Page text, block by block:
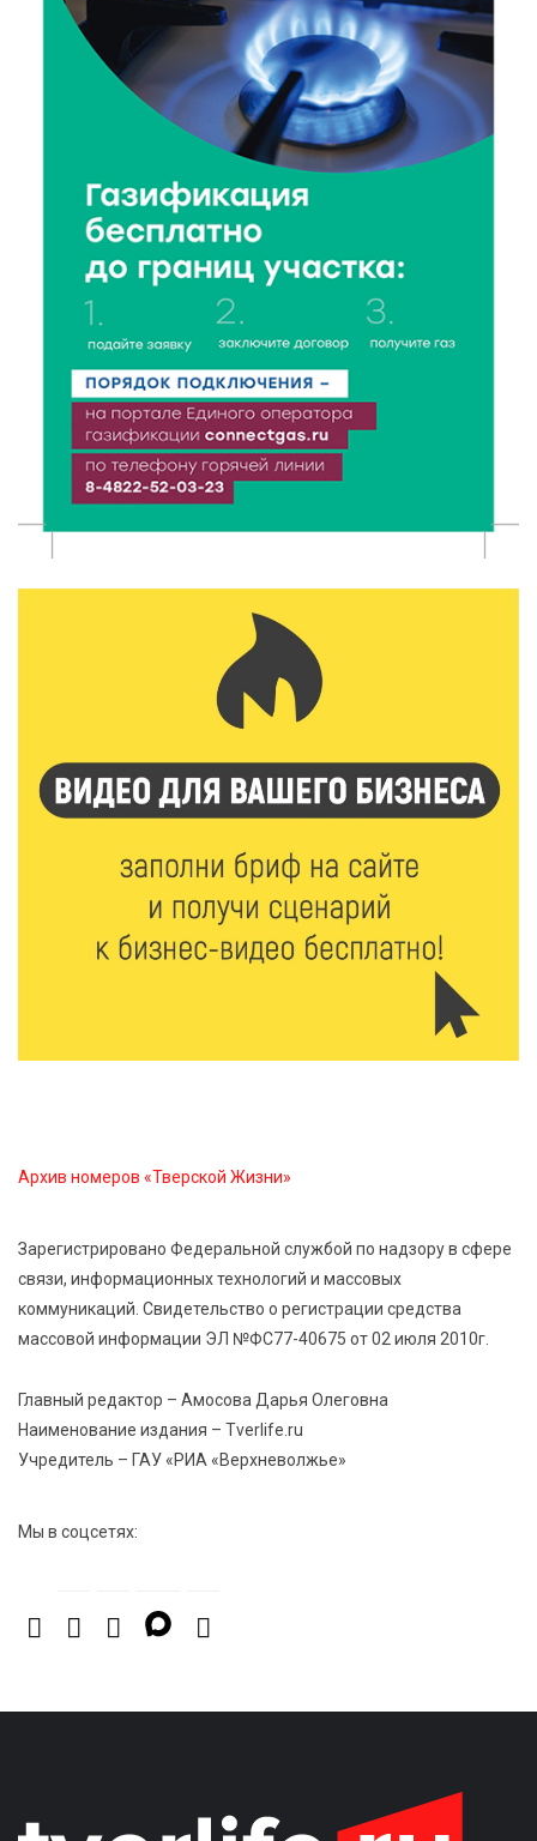
Калининские футболисты представят Тверскую
область на всероссийском марафоне «Земля
спорта»
242
Голубев проверил школы и детсады Зубцова к 1
сентября
6 Авг 2026 15:01 129
От Твери до Москвы: выставка художника
Владимира Васильева о героях СВО проходит в РГБ
6 Авг 2026 14:55 119
В Твери создали соединения для кормовых
добавок, повышающие продуктивность
сельхозживотных
Мультфильм своими руками: в Твери дети сняли
ленту по мотивам басни «Карась»
Виталий Королев: Тверская область станет
6 Авг 2026 13:02 230
Рынок труда 2026: где в Тверской области самые
высокие зарплаты и как изменились доходы
6 Авг 2026 12:43 2434
Уйти красиво: как жители Твери расстаются с
работодателями
В Твери обновили отделение гнойной хирургии
Архив номеров «Тверской Жизни»
Зарегистрировано Федеральной службой по надзору в сфере
связи, информационных технологий и массовых
коммуникаций. Свидетельство о регистрации средства
массовой информации ЭЛ №ФС77-40675 от 02 июля 2010г.
Главный редактор – Амосова Дарья Олеговна
Наименование издания – Tverlife.ru
Учредитель – ГАУ «РИА «Верхневолжье»
Мы в соцсетях: